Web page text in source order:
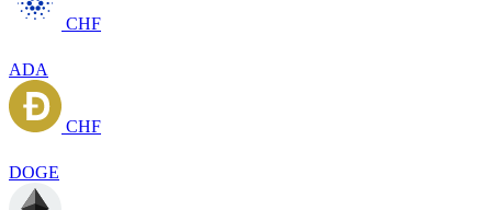
CHF
ADA
CHF
DOGE